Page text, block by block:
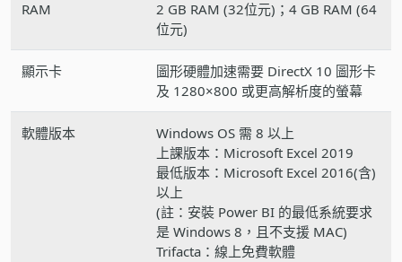
RAM
2 GB RAM (32位元)；4 GB RAM (64
位元)
顯示卡
圖形硬體加速需要 DirectX 10 圖形卡
及 1280×800 或更高解析度的螢幕
軟體版本
Windows OS 需 8 以上
上課版本：Microsoft Excel 2019
最低版本：Microsoft Excel 2016(含)
以上
(註：安裝 Power BI 的最低系統要求
是 Windows 8，且不支援 MAC)
Trifacta：線上免費軟體